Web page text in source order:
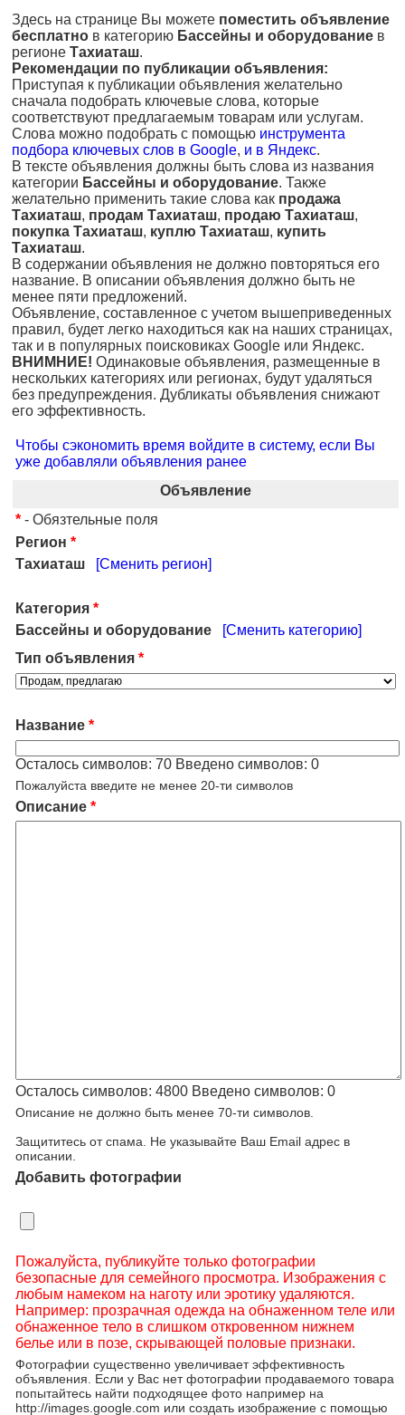
Здесь на странице Вы можете поместить объявление
бесплатно в категорию Бассейны и оборудование в
регионе Тахиаташ.
Рекомендации по публикации объявления:
Приступая к публикации объявления желательно
сначала подобрать ключевые слова, которые
соответствуют предлагаемым товарам или услугам.
Слова можно подобрать с помощью инструмента
подбора ключевых слов в Google, и в Яндекс.
В тексте объявления должны быть слова из названия
категории Бассейны и оборудование. Также
желательно применить такие слова как продажа
Тахиаташ, продам Тахиаташ, продаю Тахиаташ,
покупка Тахиаташ, куплю Тахиаташ, купить
Тахиаташ.
В содержании объявления не должно повторяться его
название. В описании объявления должно быть не
менее пяти предложений.
Объявление, составленное с учетом вышеприведенных
правил, будет легко находиться как на наших страницах,
так и в популярных поисковиках Google или Яндекс.
ВНИМНИЕ! Одинаковые объявления, размещенные в
нескольких категориях или регионах, будут удаляться
без предупреждения. Дубликаты объявления снижают
его эффективность.
Чтобы сэкономить время войдите в систему, если Вы
уже добавляли объявления ранее
Объявление
* - Обязтельные поля
Регион *
Тахиаташ
[Сменить регион]
Категория *
Бассейны и оборудование
[Сменить категорию]
Тип объявления *
Название *
Осталось символов: 70 Введено символов: 0
Пожалуйста введите не менее 20-ти символов
Описание *
Осталось символов: 4800 Введено символов: 0
Описание не должно быть менее 70-ти символов.
Защититесь от спама. Не указывайте Ваш Email адрес в
описании.
Добавить фотографии
Пожалуйста, публикуйте только фотографии
безопасные для семейного просмотра. Изображения с
любым намеком на наготу или эротику удаляются.
Например: прозрачная одежда на обнаженном теле или
обнаженное тело в слишком откровенном нижнем
белье или в позе, скрывающей половые признаки.
Фотографии существенно увеличивает эффективность
объявления. Если у Вас нет фотографии продаваемого товара
попытайтесь найти подходящее фото например на
http://images.google.com или создать изображение с помощью